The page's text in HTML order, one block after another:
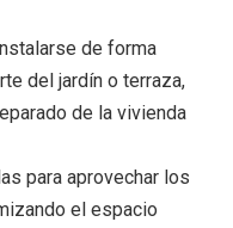
de forma
del jardín o terraza,
de la vivienda
para aprovechar los
el espacio